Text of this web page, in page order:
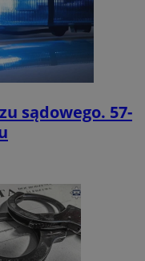
sądowego. 57-